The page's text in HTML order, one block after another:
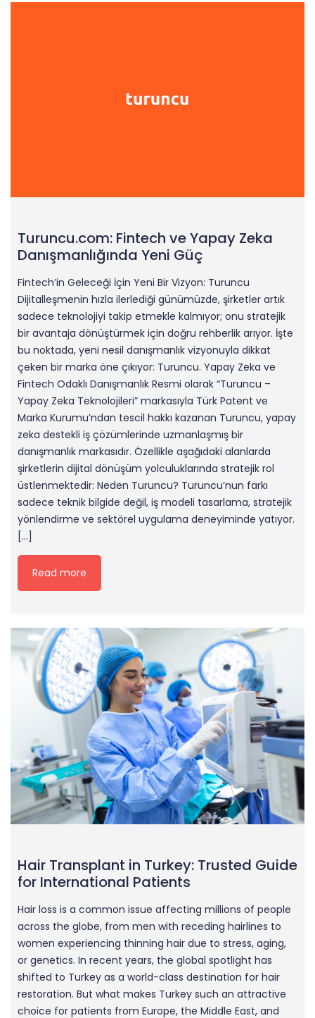
Turuncu.com: Fintech ve Yapay Zeka
Danışmanlığında Yeni Güç
Fintech’in Geleceği İçin Yeni Bir Vizyon: Turuncu
Dijitalleşmenin hızla ilerlediği günümüzde, şirketler artık
sadece teknolojiyi takip etmekle kalmıyor; onu stratejik
bir avantaja dönüştürmek için doğru rehberlik arıyor. İşte
bu noktada, yeni nesil danışmanlık vizyonuyla dikkat
çeken bir marka öne çıkıyor: Turuncu. Yapay Zeka ve
Fintech Odaklı Danışmanlık Resmi olarak “Turuncu –
Yapay Zeka Teknolojileri” markasıyla Türk Patent ve
Marka Kurumu’ndan tescil hakkı kazanan Turuncu, yapay
zeka destekli iş çözümlerinde uzmanlaşmış bir
danışmanlık markasıdır. Özellikle aşağıdaki alanlarda
şirketlerin dijital dönüşüm yolculuklarında stratejik rol
üstlenmektedir: Neden Turuncu? Turuncu’nun farkı
sadece teknik bilgide değil, iş modeli tasarlama, stratejik
yönlendirme ve sektörel uygulama deneyiminde yatıyor.
[…]
Read more
Hair Transplant in Turkey: Trusted Guide
for International Patients
Hair loss is a common issue affecting millions of people
across the globe, from men with receding hairlines to
women experiencing thinning hair due to stress, aging,
or genetics. In recent years, the global spotlight has
shifted to Turkey as a world-class destination for hair
restoration. But what makes Turkey such an attractive
choice for patients from Europe, the Middle East, and